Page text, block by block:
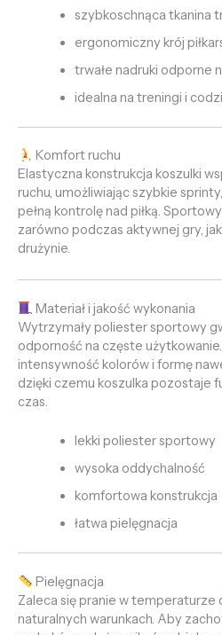
szybkoschnąca tkanina
ergonomiczny krój
trwałe nadruki odporne
idealna na treningi i
Komfort ruchu
Elastyczna konstrukcja koszulki
ruchu, umożliwiając szybkie
pełną kontrolę nad piłką.
zarówno podczas aktywnej gry,
drużynie.
Materiał i jakość wykonania
Wytrzymały poliester sportowy
odporność na częste
intensywność kolorów i formę
dzięki czemu koszulka pozostaje
czas.
lekki poliester sportowy
wysoka oddychalność
komfortowa konstrukcja
łatwa pielęgnacja
Pielęgnacja
Zaleca się pranie w temperaturze
naturalnych warunkach. Aby